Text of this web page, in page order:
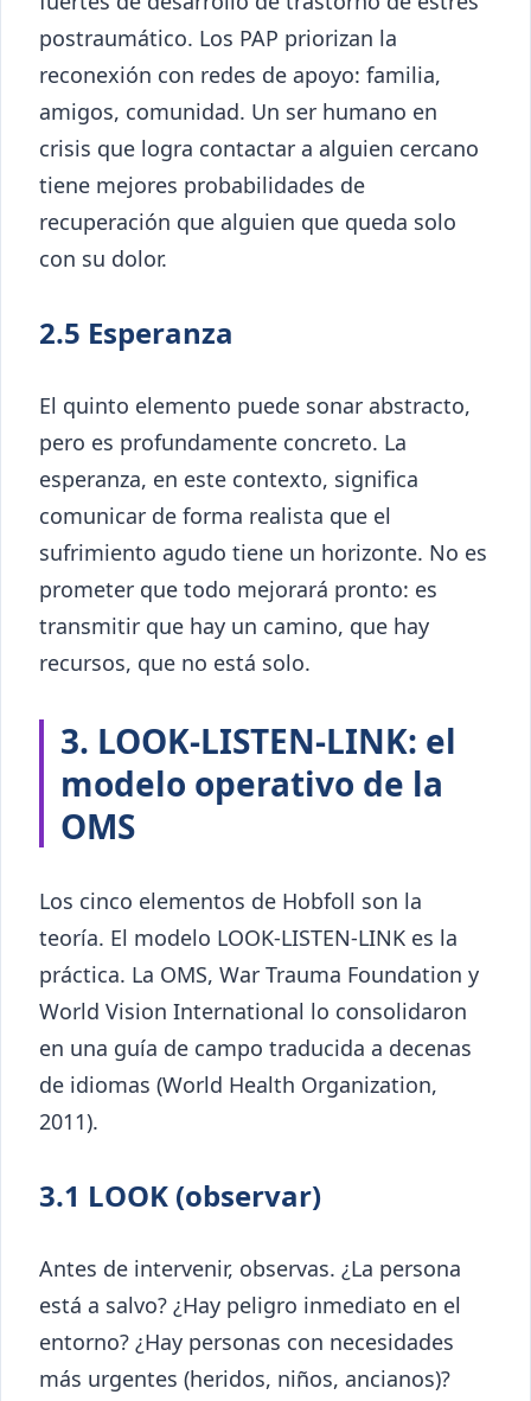
postraumático. Los PAP priorizan la
reconexión con redes de apoyo: familia,
amigos, comunidad. Un ser humano en
crisis que logra contactar a alguien cercano
tiene mejores probabilidades de
recuperación que alguien que queda solo
con su dolor.
2.5 Esperanza
El quinto elemento puede sonar abstracto,
pero es profundamente concreto. La
esperanza, en este contexto, significa
comunicar de forma realista que el
sufrimiento agudo tiene un horizonte. No es
prometer que todo mejorará pronto: es
transmitir que hay un camino, que hay
recursos, que no está solo.
3. LOOK-LISTEN-LINK: el
modelo operativo de la
OMS
Los cinco elementos de Hobfoll son la
teoría. El modelo LOOK-LISTEN-LINK es la
práctica. La OMS, War Trauma Foundation y
World Vision International lo consolidaron
en una guía de campo traducida a decenas
de idiomas (World Health Organization,
2011).
3.1 LOOK (observar)
Antes de intervenir, observas. ¿La persona
está a salvo? ¿Hay peligro inmediato en el
entorno? ¿Hay personas con necesidades
más urgentes (heridos, niños, ancianos)?